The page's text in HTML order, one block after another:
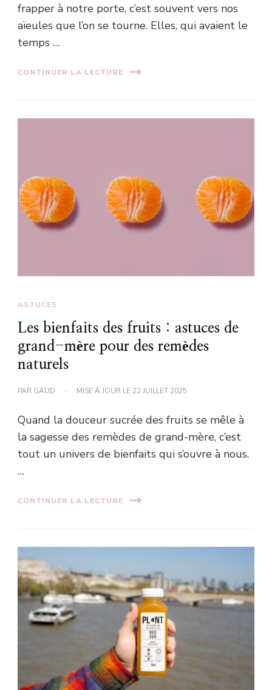
frapper à notre porte, c’est souvent vers nos
aïeules que l’on se tourne. Elles, qui avaient le
temps …
CONTINUER LA LECTURE
ASTUCES
Les bienfaits des fruits : astuces de
grand-mère pour des remèdes
naturels
PAR GAUD MISE À JOUR LE 22 JUILLET 2025
Quand la douceur sucrée des fruits se mêle à
la sagesse des remèdes de grand-mère, c’est
tout un univers de bienfaits qui s’ouvre à nous.
…
CONTINUER LA LECTURE